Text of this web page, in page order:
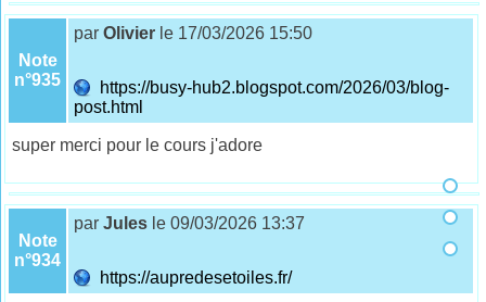
Note
n°935
parOlivier le 17/03/2026 15:50
https://busy-hub2.blogspot.com/2026/03/blog-
post.html
super merci pour le cours j'adore
Note
n°934
parJules le 09/03/2026 13:37
https://aupredesetoiles.fr/